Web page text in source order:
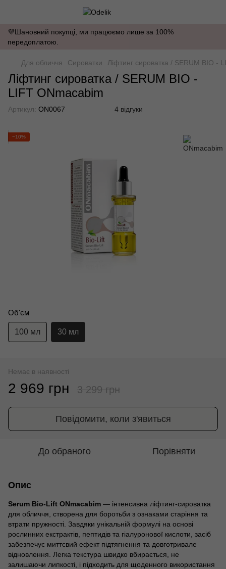
💜Шановний покупці, ми працюємо лише за 100%
передоплатою.
Для обличчя Сироватки Ліфтинг сироватка / SERUM BIO -
Ліфтинг сироватка / SERUM BIO -
LIFT ONmacabim
Артикул: ON0067 4 відгуки
−10%
Об'єм
100 мл 30 мл
Немає в наявності
2 969 грн 3 299 грн
Повідомити, коли з'явиться
До обраного Порівняти
Опис
Serum Bio-Lift ONmacabim — інтенсивна ліфтинг-сироватка
для обличчя, створена для боротьби з ознаками старіння та
втрати пружності. Завдяки унікальній формулі на основі
рослинних екстрактів, пептидів та гіалуронової кислоти, засіб
забезпечує миттєвий ефект підтягнення та довготривале
відновлення. Легка текстура швидко вбирається, не
залишаючи липкості, і підходить для щоденного використання